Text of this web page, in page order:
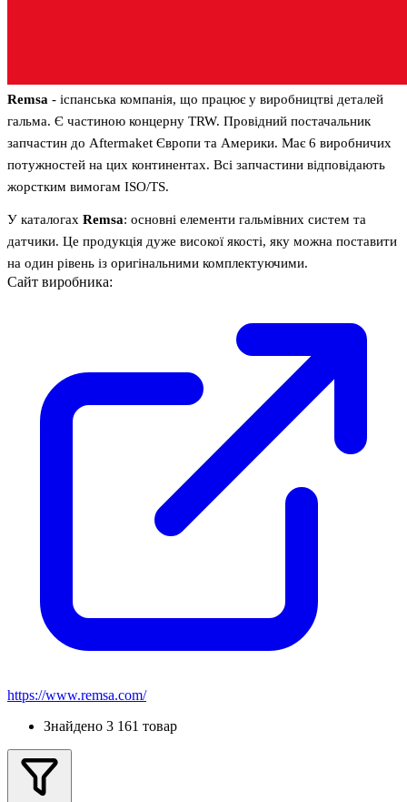
Remsa - іспанська компанія, що працює у виробництві деталей
гальма. Є частиною концерну TRW. Провідний постачальник
запчастин до Aftermaket Європи та Америки. Має 6 виробничих
потужностей на цих континентах. Всі запчастини відповідають
жорстким вимогам ISO/TS.
У каталогах Remsa: основні елементи гальмівних систем та
датчики. Це продукція дуже високої якості, яку можна поставити
на один рівень із оригінальними комплектуючими.
Сайт виробника:
https://www.remsa.com/
Знайдено 3 161 товар